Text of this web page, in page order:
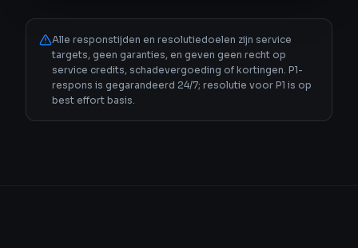
Alle responstijden en resolutiedoelen zijn service
targets, geen garanties, en geven geen recht op
service credits, schadevergoeding of kortingen. P1-
respons is gegarandeerd 24/7; resolutie voor P1 is op
best effort basis.